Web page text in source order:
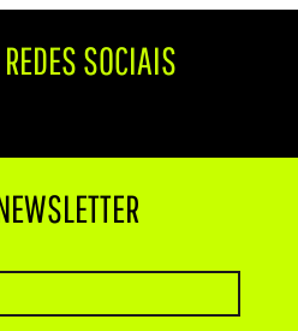
SOCIAIS